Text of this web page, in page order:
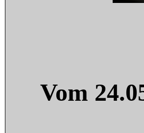
Vom